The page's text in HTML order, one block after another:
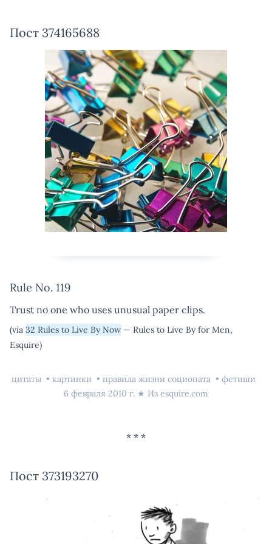
Пост 374165688
Rule No. 119
Trust no one who uses unusual paper clips.
(via 32 Rules to Live By Now — Rules to Live By for Men,
Esquire)
цитаты картинки правила жизни социопата
фетиши
6 февраля 2010 г. ★ Из esquire.com
Пост 373193270